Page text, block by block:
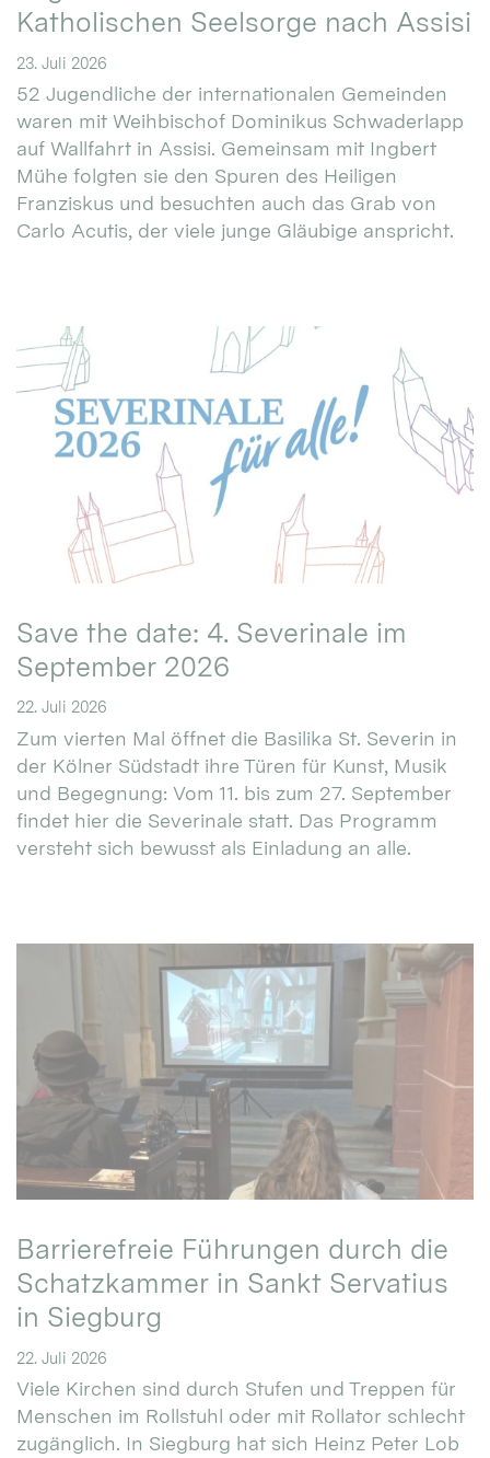
Katholischen Seelsorge nach Assisi
23. Juli 2026
52 Jugendliche der internationalen Gemeinden
waren mit Weihbischof Dominikus Schwaderlapp
auf Wallfahrt in Assisi. Gemeinsam mit Ingbert
Mühe folgten sie den Spuren des Heiligen
Franziskus und besuchten auch das Grab von
Carlo Acutis, der viele junge Gläubige anspricht.
Save the date: 4. Severinale im
September 2026
22. Juli 2026
Zum vierten Mal öffnet die Basilika St. Severin in
der Kölner Südstadt ihre Türen für Kunst, Musik
und Begegnung: Vom 11. bis zum 27. September
findet hier die Severinale statt. Das Programm
versteht sich bewusst als Einladung an alle.
Barrierefreie Führungen durch die
Schatzkammer in Sankt Servatius
in Siegburg
22. Juli 2026
Viele Kirchen sind durch Stufen und Treppen für
Menschen im Rollstuhl oder mit Rollator schlecht
zugänglich. In Siegburg hat sich Heinz Peter Lob